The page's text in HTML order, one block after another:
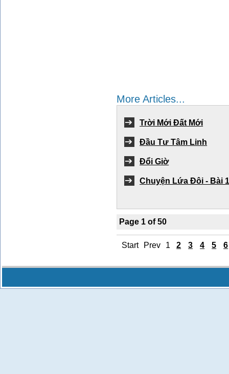
More Articles...
Trời Mới Đất Mới
Đầu Tư Tâm Linh
Đổi Giờ
Chuyện Lứa Đôi - Bài
Page 1 of 50
Start Prev 1 2 3 4 5 6